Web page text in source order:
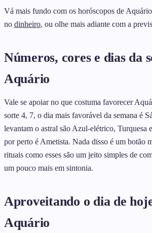
Vá mais fundo com os horóscopos de
no dinheiro, ou olhe mais adiante com a
Números, cores e dias da
Aquário
Vale se apoiar no que costuma favorecer
sorte 4, 7, o dia mais favorável da semana é
levantam o astral são Azul-elétrico, Turquesa
por perto é Ametista. Nada disso é um botão
rituais como esses são um jeito simples de
um pouco mais em sintonia.
Aproveitando o dia de
Aquário